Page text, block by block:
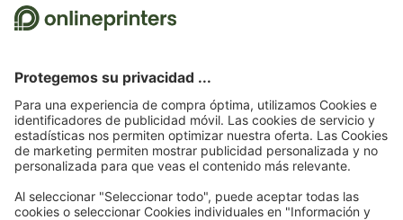
Página de inicio Artículos promocionales Hogar Tazas
Taza de metal West
Palm Beach